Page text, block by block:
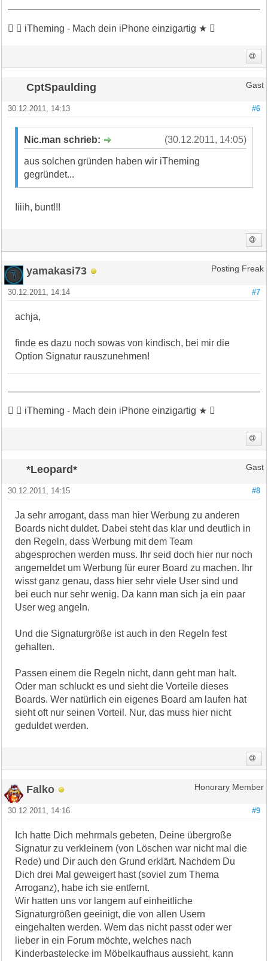
 ★ iTheming - Mach dein iPhone einzigartig ★ 
CptSpaulding Gast
#6
30.12.2011, 14:13
(30.12.2011, 14:05)
Nic.man schrieb:
aus solchen gründen haben wir iTheming
gegründet...
Iiiih, bunt!!!
yamakasi73 Posting Freak
#7
30.12.2011, 14:14
achja,
finde es dazu noch sowas von kindisch, bei mir die
Option Signatur rauszunehmen!
 ★ iTheming - Mach dein iPhone einzigartig ★ 
*Leopard* Gast
#8
30.12.2011, 14:15
Ja sehr arrogant, dass man hier Werbung zu anderen
Boards nicht duldet. Dabei steht das klar und deutlich in
den Regeln, dass Werbung mit dem Team
abgesprochen werden muss. Ihr seid doch hier nur noch
angemeldet um Werbung für eurer Board zu machen. Ihr
wisst ganz genau, dass hier sehr viele User sind und
bei euch nur sehr wenig. Da kann man sich ja ein paar
User weg angeln.
Und die Signaturgröße ist auch in den Regeln fest
gehalten.
Passen einem die Regeln nicht, dann geht man halt.
Oder man schluckt es und sieht die Vorteile dieses
Boards. Wer natürlich ein eigenes Board am laufen hat
sieht oft nur seinen Vorteil. Nur, das muss hier nicht
geduldet werden.
Falko Honorary Member
#9
30.12.2011, 14:16
Ich hatte Dich mehrmals gebeten, Deine übergroße
Signatur zu verkleinern (von Löschen war nicht mal die
Rede) und Dir auch den Grund erklärt. Nachdem Du
Dich drei Mal geweigert hast (soviel zum Thema
Arroganz), habe ich sie entfernt.
Wir hatten uns vor langem auf einheitliche
Signaturgrößen geeinigt, die von allen Usern
eingehalten werden. Wem das nicht passt oder wer
lieber in ein Forum möchte, welches nach
Kinderbastelecke im Möbelkaufhaus aussieht, kann